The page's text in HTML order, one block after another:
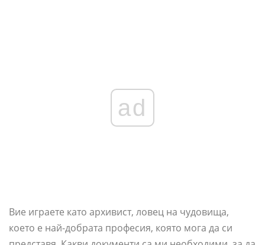
ad
Вие играете като архивист, ловец на чудовища,
което е най-добрата професия, която мога да си